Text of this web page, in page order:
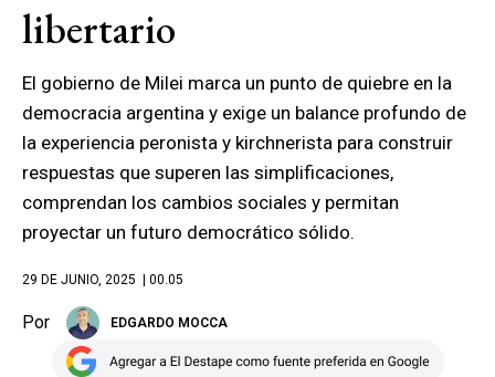
libertario
El gobierno de Milei marca un punto de quiebre en la
democracia argentina y exige un balance profundo de
la experiencia peronista y kirchnerista para construir
respuestas que superen las simplificaciones,
comprendan los cambios sociales y permitan
proyectar un futuro democrático sólido.
29 DE JUNIO, 2025 | 00.05
Por EDGARDO MOCCA